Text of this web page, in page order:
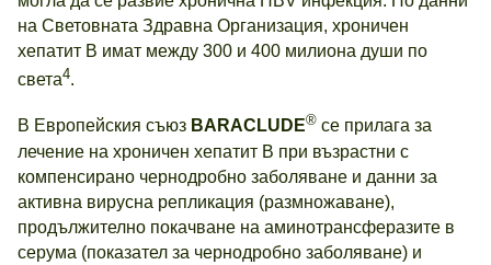
на Световната Здравна Организация, хроничен
хепатит В имат между 300 и 400 милиона души по
света4.
В Европейския съюз BARACLUDE® се прилага за
лечение на хроничен хепатит В при възрастни с
компенсирано чернодробно заболяване и данни за
активна вирусна репликация (размножаване),
продължително покачване на аминотрансферазите в
серума (показател за чернодробно заболяване) и